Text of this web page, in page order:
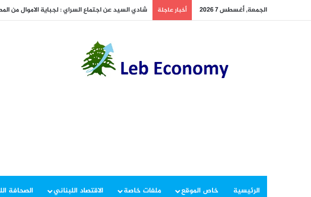
الجمعة, أغسطس 7 2026 أخبار عاجلة أخطر ما دار داخل غرفة المفاوضات
الرئيسية خاص الموقع ملفات خاصة الاقتصاد اللبناني الصحافة